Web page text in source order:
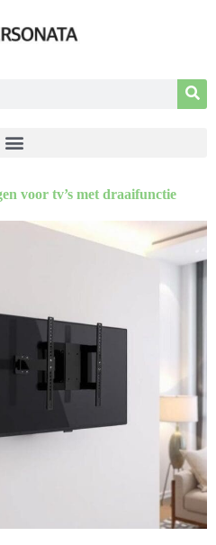
voor tv’s met draaifunctie